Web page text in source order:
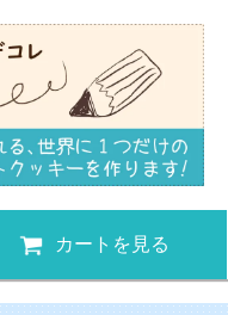
カートを見る